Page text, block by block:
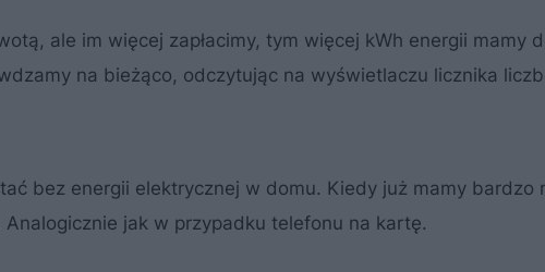
ale im więcej zapłacimy, tym więcej kWh energii mamy
na bieżąco, odczytując na wyświetlaczu licznika
bez energii elektrycznej w domu. Kiedy już mamy bardzo
jak w przypadku telefonu na kartę.